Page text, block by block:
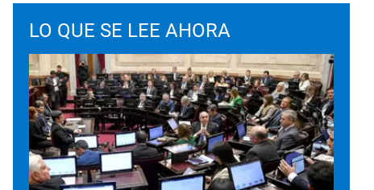
LO QUE SE LEE AHORA